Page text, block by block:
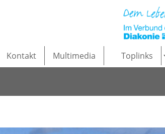
Kontakt Multimedia Toplinks